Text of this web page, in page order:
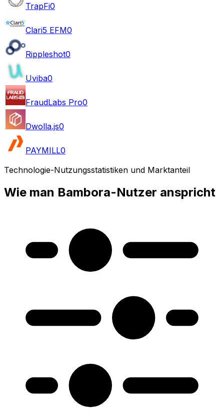
TrapFi0
Clari5 EFM0
Rippleshot0
Uviba0
FraudLabs Pro0
Dwolla.js0
PAYMILL0
Technologie-Nutzungsstatistiken und Marktanteil
Wie man Bambora-Nutzer anspricht